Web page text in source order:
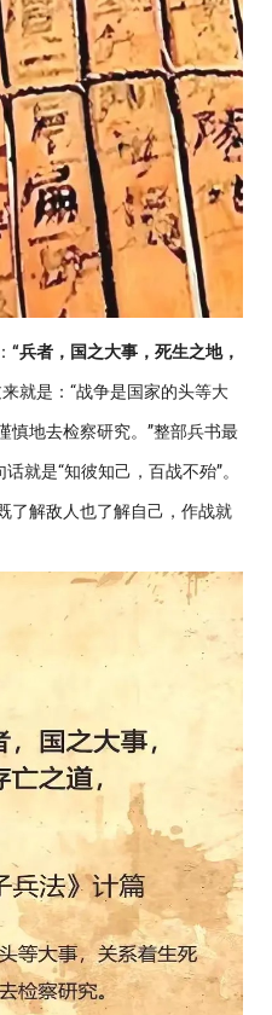
“兵者，国之大事，死生之地，
就是：“战争是国家的头等大
慎地去检察研究。”整部兵书最
就是“知彼知己，百战不殆”。
了解敌人也了解自己，作战就